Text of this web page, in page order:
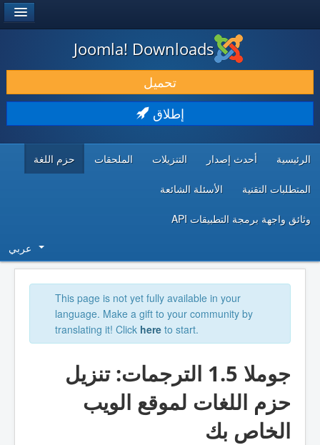
حمل & ومدد
اكتشف & تعلم
Joomla! Downloads
تحميل
إطلاق
الرئيسية أحدث إصدار التنزيلات الملحقات حزم اللغة
المتطلبات التقنية الأسئلة الشائعة
وثائق واجهة برمجة التطبيقات API
عربي
This page is not yet fully available in your
language. Make a gift to your community by
translating it! Click here to start.
جوملا 1.5 الترجمات: تنزيل
حزم اللغات لموقع الويب
الخاص بك